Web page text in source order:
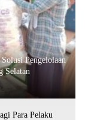
Pengelolaan
Selatan
Para Pelaku